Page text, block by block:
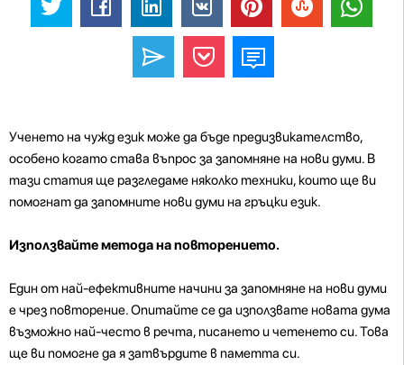
Ученето на чужд език може да бъде предизвикателство,
особено когато става въпрос за запомняне на нови думи. В
тази статия ще разгледаме няколко техники, които ще ви
помогнат да запомните нови думи на гръцки език.
Използвайте метода на повторението.
Един от най-ефективните начини за запомняне на нови думи
е чрез повторение. Опитайте се да използвате новата дума
възможно най-често в речта, писането и четенето си. Това
ще ви помогне да я затвърдите в паметта си.